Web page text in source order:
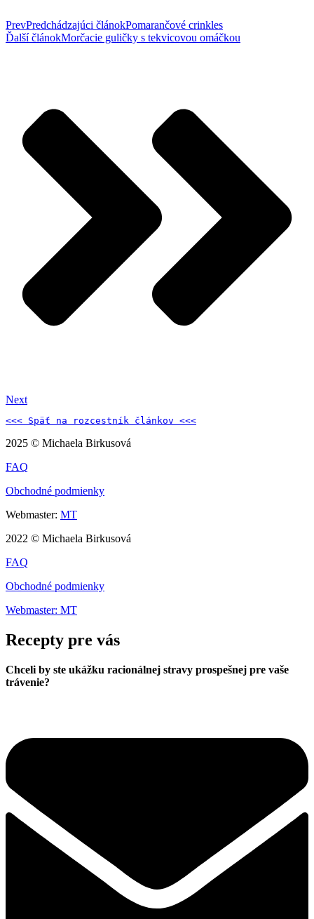
PrevPredchádzajúci článokPomarančové crinkles
Ďalší článokMorčacie guličky s tekvicovou omáčkou
Next
<<< Späť na rozcestník článkov <<<
2025 © Michaela Birkusová
FAQ
Obchodné podmienky
Webmaster: MT
2022 © Michaela Birkusová
FAQ
Obchodné podmienky
Webmaster: MT
Recepty pre vás
Chceli by ste ukážku racionálnej stravy prospešnej pre vaše
trávenie?